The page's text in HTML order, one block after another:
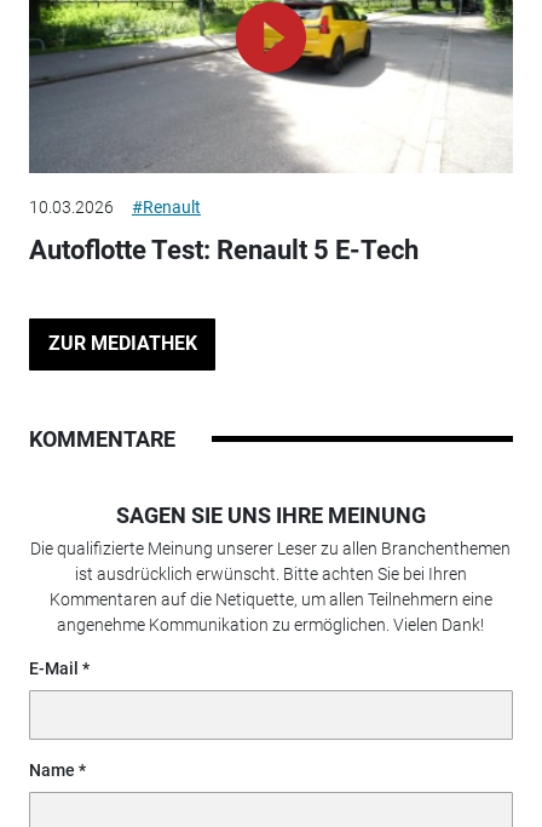
10.03.2026 #Renault
Autoflotte Test: Renault 5 E-Tech
ZUR MEDIATHEK
KOMMENTARE
SAGEN SIE UNS IHRE MEINUNG
Die qualifizierte Meinung unserer Leser zu allen Branchenthemen
ist ausdrücklich erwünscht. Bitte achten Sie bei Ihren
Kommentaren auf die Netiquette, um allen Teilnehmern eine
angenehme Kommunikation zu ermöglichen. Vielen Dank!
E-Mail
Name